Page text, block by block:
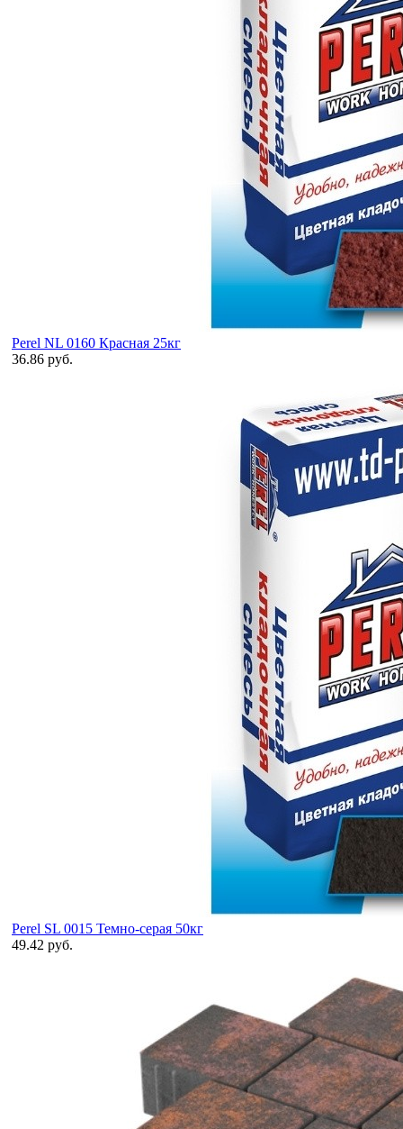
Perel NL 0160 Красная 25кг
36.86 руб.
Perel SL 0015 Темно-серая 50кг
49.42 руб.